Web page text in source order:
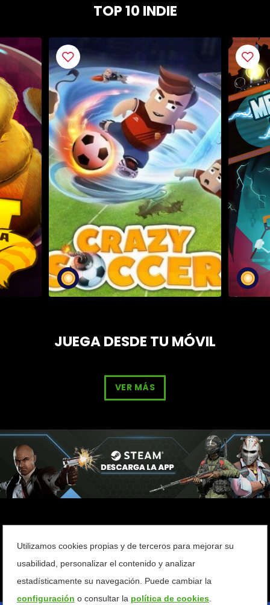
TOP 10 INDIE
JUEGA DESDE TU MÓVIL
VER MÁS
Utilizamos cookies propias y de terceros para mejorar su
usabilidad, personalizar el contenido y analizar
estadísticamente su navegación. Puede cambiar la
configuración o consultar la política de cookies.